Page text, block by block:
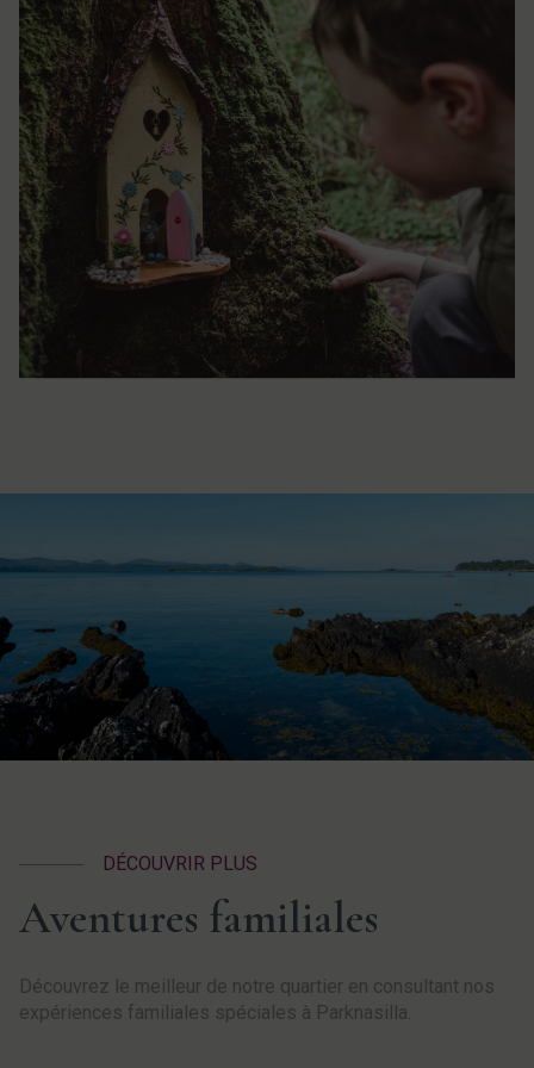
DÉCOUVRIR PLUS
Aventures familiales
Découvrez le meilleur de notre quartier en consultant nos
expériences familiales spéciales à Parknasilla.